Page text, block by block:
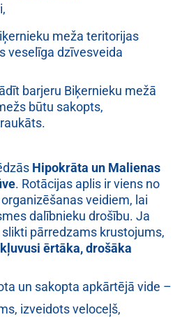
meža teritorijas
veselīga dzīvesveida
barjeru Biķernieku mežā
būtu sakopts,
Hipokrāta un Malienas
. Rotācijas aplis ir viens no
veidiem, lai
dalībnieku drošību. Ja
pārredzams krustojums,
ērtāka, drošāka
un sakopta apkārtējā vide –
izveidots veloceļš,